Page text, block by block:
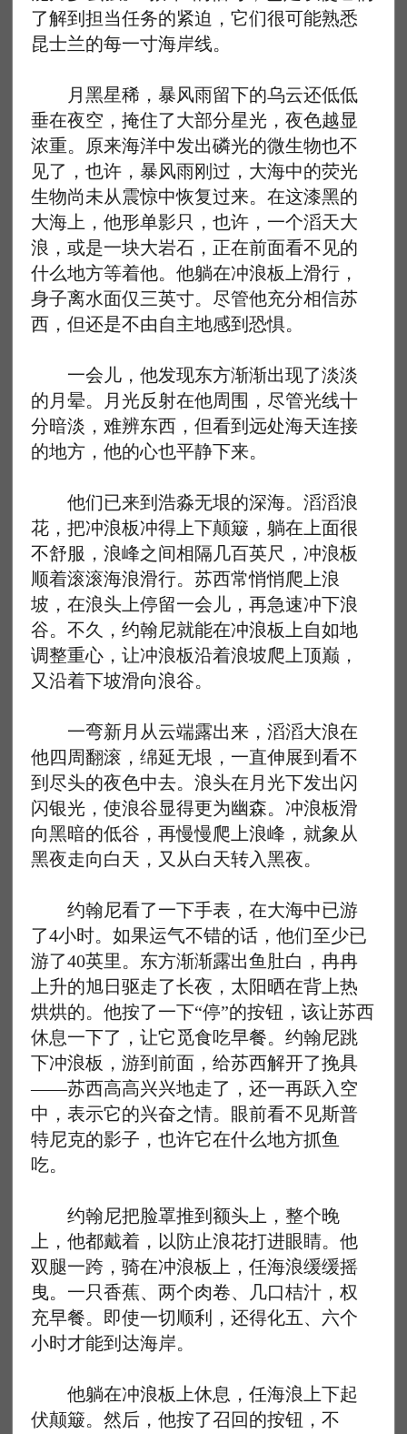
了解到担当任务的紧迫，它们很可能熟悉
昆士兰的每一寸海岸线。
月黑星稀，暴风雨留下的乌云还低低
垂在夜空，掩住了大部分星光，夜色越显
浓重。原来海洋中发出磷光的微生物也不
见了，也许，暴风雨刚过，大海中的荧光
生物尚未从震惊中恢复过来。在这漆黑的
大海上，他形单影只，也许，一个滔天大
浪，或是一块大岩石，正在前面看不见的
什么地方等着他。他躺在冲浪板上滑行，
身子离水面仅三英寸。尽管他充分相信苏
西，但还是不由自主地感到恐惧。
一会儿，他发现东方渐渐出现了淡淡
的月晕。月光反射在他周围，尽管光线十
分暗淡，难辨东西，但看到远处海天连接
的地方，他的心也平静下来。
他们已来到浩淼无垠的深海。滔滔浪
花，把冲浪板冲得上下颠簸，躺在上面很
不舒服，浪峰之间相隔几百英尺，冲浪板
顺着滚滚海浪滑行。苏西常悄悄爬上浪
坡，在浪头上停留一会儿，再急速冲下浪
谷。不久，约翰尼就能在冲浪板上自如地
调整重心，让冲浪板沿着浪坡爬上顶巅，
又沿着下坡滑向浪谷。
一弯新月从云端露出来，滔滔大浪在
他四周翻滚，绵延无垠，一直伸展到看不
到尽头的夜色中去。浪头在月光下发出闪
闪银光，使浪谷显得更为幽森。冲浪板滑
向黑暗的低谷，再慢慢爬上浪峰，就象从
黑夜走向白天，又从白天转入黑夜。
约翰尼看了一下手表，在大海中已游
了4小时。如果运气不错的话，他们至少已
游了40英里。东方渐渐露出鱼肚白，冉冉
上升的旭日驱走了长夜，太阳晒在背上热
烘烘的。他按了一下“停”的按钮，该让苏西
休息一下了，让它觅食吃早餐。约翰尼跳
下冲浪板，游到前面，给苏西解开了挽具
——苏西高高兴兴地走了，还一再跃入空
中，表示它的兴奋之情。眼前看不见斯普
特尼克的影子，也许它在什么地方抓鱼
吃。
约翰尼把脸罩推到额头上，整个晚
上，他都戴着，以防止浪花打进眼睛。他
双腿一跨，骑在冲浪板上，任海浪缓缓摇
曳。一只香蕉、两个肉卷、几口桔汁，权
充早餐。即使一切顺利，还得化五、六个
小时才能到达海岸。
他躺在冲浪板上休息，任海浪上下起
伏颠簸。然后，他按了召回的按钮，不